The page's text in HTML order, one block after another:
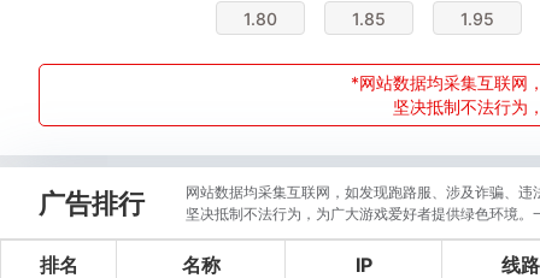
1.80 1.85 1.95
*网站数据均采集互联网
坚决抵制不法行为
广告排行
网站数据均采集互联网，如发现跑路服、涉及诈骗、
坚决抵制不法行为，为广大游戏爱好者提供绿色环境
排名 名称 IP 线路